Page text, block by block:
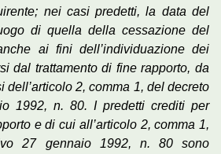
nei casi predetti, la data del
di quella della cessazione del
ai fini dell’individuazione dei
dal trattamento di fine rapporto, da
dell’articolo 2, comma 1, del decreto
1992, n. 80. I predetti crediti per
e di cui all’articolo 2, comma 1,
27 gennaio 1992, n. 80 sono